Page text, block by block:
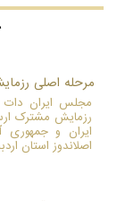
مرحله اصلی
مجلس ایران دات
ایران و جمهوری
اصلاندوز استان